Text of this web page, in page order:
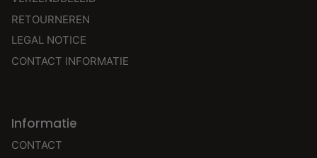
RETOURNEREN
LEGAL NOTICE
CONTACT INFORMATIE
Informatie
CONTACT